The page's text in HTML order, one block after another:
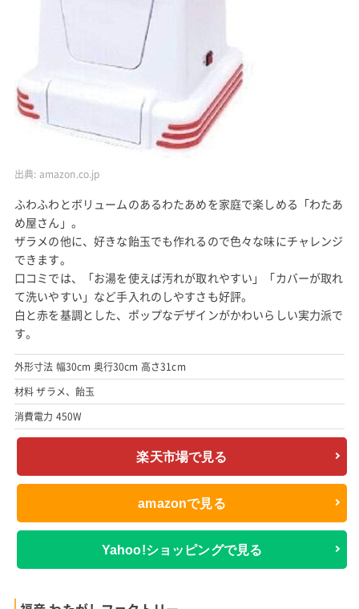
出典: amazon.co.jp
ふわふわとボリュームのあるわたあめを家庭で楽しめる「わたあ
め屋さん」。
ザラメの他に、好きな飴玉でも作れるので色々な味にチャレンジ
できます。
口コミでは、「お湯を使えば汚れが取れやすい」「カバーが取れ
て洗いやすい」など手入れのしやすさも好評。
白と赤を基調とした、ポップなデザインがかわいらしい実力派で
す。
外形寸法 幅30cm 奥行30cm 高さ31cm
材料 ザラメ、飴玉
消費電力 450W
楽天市場で見る
amazonで見る
Yahoo!ショッピングで見る